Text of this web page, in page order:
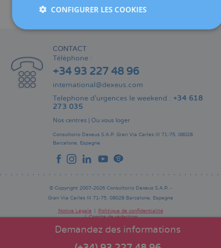
Demandez des informations
CONTACT
Téléphone :
+34 93 227 48 96
international@dexeus.com
Telephone d’urgences le weekend : +34 618
273 035
Nos centres | Où vous loger
Consultorio Dexeus S.A.P. Gran Via Carles III 71-75. 08028
Barcelone. Espagne
© Copyright 2007-2026 Consultorio Dexeus S.A.P. -
Gran Via Carles III 71-75. 08028 Barcelone. Espagne
Pie
Notice Légale
Politique de confidentialité
Comité de rédaction
CONFIGURER LES COOKIES